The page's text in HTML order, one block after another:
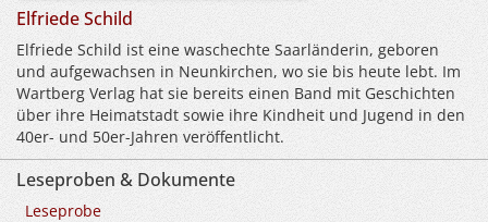
Elfriede Schild
Elfriede Schild ist eine waschechte Saarländerin, geboren
und aufgewachsen in Neunkirchen, wo sie bis heute lebt. Im
Wartberg Verlag hat sie bereits einen Band mit Geschichten
über ihre Heimatstadt sowie ihre Kindheit und Jugend in den
40er- und 50er-Jahren veröffentlicht.
Leseproben & Dokumente
Leseprobe